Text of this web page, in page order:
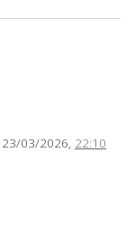
23/03/2026, 22:10